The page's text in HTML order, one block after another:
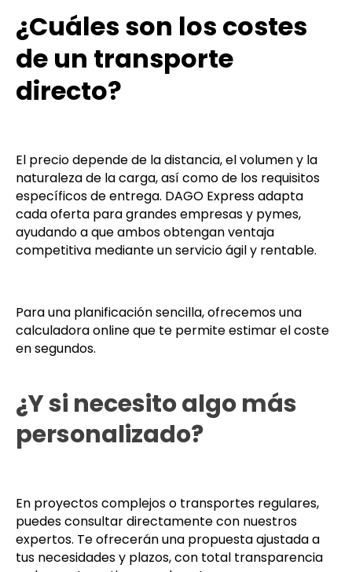
¿Cuáles son los costes
de un transporte
directo?
El precio depende de la distancia, el volumen y la
naturaleza de la carga, así como de los requisitos
específicos de entrega. DAGO Express adapta
cada oferta para grandes empresas y pymes,
ayudando a que ambos obtengan ventaja
competitiva mediante un servicio ágil y rentable.
Para una planificación sencilla, ofrecemos una
calculadora online que te permite estimar el coste
en segundos.
¿Y si necesito algo más
personalizado?
En proyectos complejos o transportes regulares,
puedes consultar directamente con nuestros
expertos. Te ofrecerán una propuesta ajustada a
tus necesidades y plazos, con total transparencia